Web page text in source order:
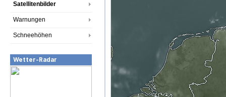
Satellitenbilder
Warnungen
Schneehöhen
Wetter-Radar